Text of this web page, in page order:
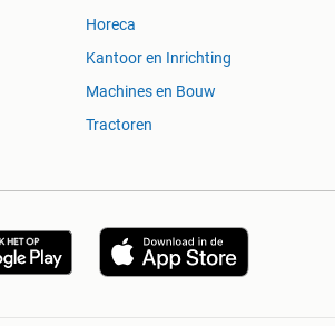
Horeca
Kantoor en Inrichting
Machines en Bouw
Tractoren